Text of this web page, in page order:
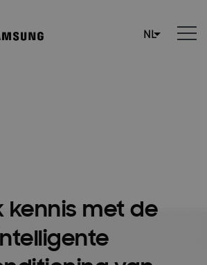
kennis met de